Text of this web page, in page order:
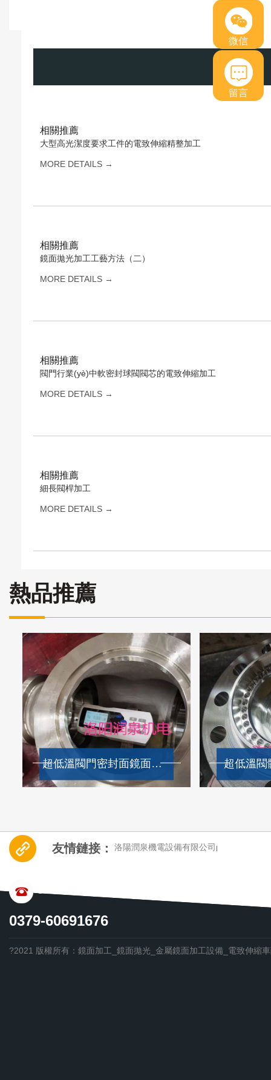
相關推薦
大型高光潔度要求工件的電致伸縮精整加工
MORE DETAILS →
相關推薦
鏡面拋光加工工藝方法（二）
MORE DETAILS →
相關推薦
閥門行業(yè)中軟密封球閥閥芯的電致伸縮加工
MORE DETAILS →
相關推薦
細長閥桿加工
MORE DETAILS →
熱品推薦
超低溫閥門密封面鏡面加工效果 超低溫閥
友情鏈接： 洛陽潤泉機電設備有限公司 |
CONTACT US
0379-60691676
?2021 版權所有：鏡面加工_鏡面拋光_金屬鏡面加工設備_電致伸
微信
留言